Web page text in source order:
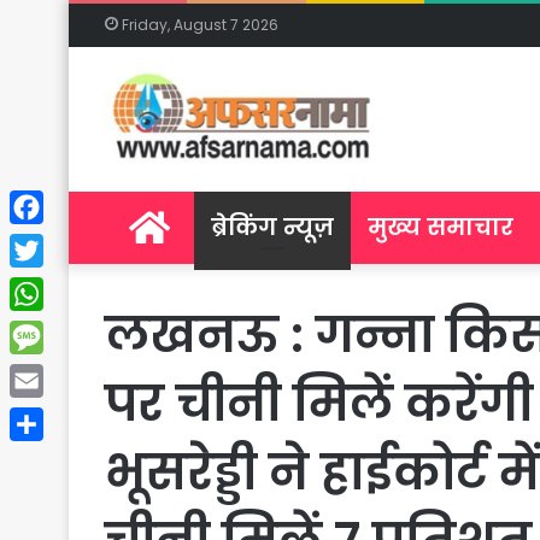
Friday, August 7 2026
Homeब्रेकिंग न्यूज़ मुख्य समाचार
लखनऊ : गन्ना
पर चीनी मिलें
भूसरेड्डी ने
Facebook
Twitter
WhatsApp
Message
Email